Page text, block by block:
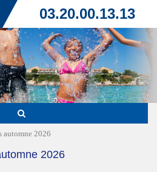
03.20.00.13.13
automne 2026
2026